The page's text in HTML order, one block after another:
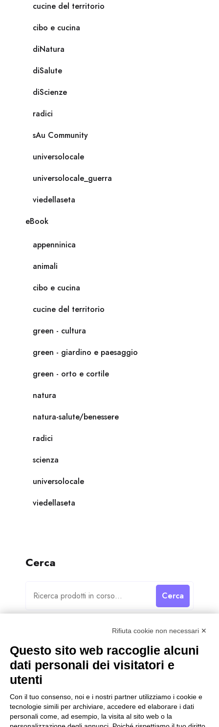
cucine del territorio
cibo e cucina
diNatura
diSalute
diScienze
radici
sAu Community
universolocale
universolocale_guerra
viedellaseta
eBook
appenninica
animali
cibo e cucina
cucine del territorio
green - cultura
green - giardino e paesaggio
green - orto e cortile
natura
natura-salute/benessere
radici
scienza
universolocale
viedellaseta
Cerca
Cerca
Categorie
Categorie
Rifiuta cookie non necessari ✕
Questo sito web raccoglie alcuni
dati personali dei visitatori e
utenti
Con il tuo consenso, noi e i nostri partner utilizziamo i cookie e
tecnologie simili per archiviare, accedere ed elaborare i dati
personali come, ad esempio, la visita al sito web o la